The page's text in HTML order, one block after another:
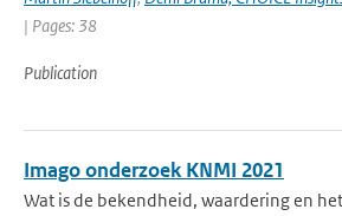
| Pages: 38
Publication
Imago onderzoek KNMI 2021
Wat is de bekendheid, waardering en